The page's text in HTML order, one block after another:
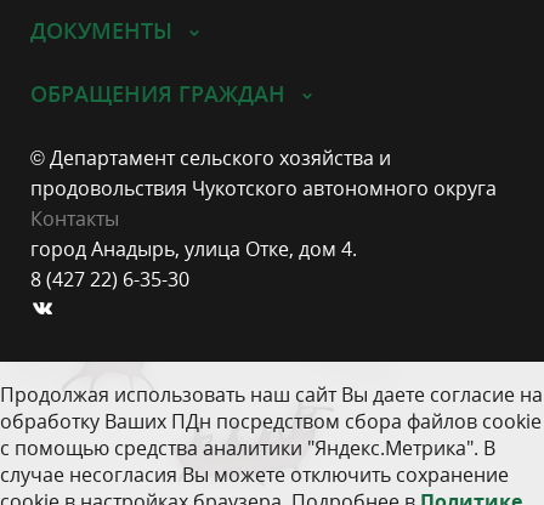
ДОКУМЕНТЫ
ОБРАЩЕНИЯ ГРАЖДАН
© Департамент сельского хозяйства и
продовольствия Чукотского автономного округа
Контакты
город Анадырь, улица Отке, дом 4.
8 (427 22) 6-35-30
Продолжая использовать наш сайт Вы даете согласие на
обработку Ваших ПДн посредством сбора файлов cookie
с помощью средства аналитики "Яндекс.Метрика". В
случае несогласия Вы можете отключить сохранение